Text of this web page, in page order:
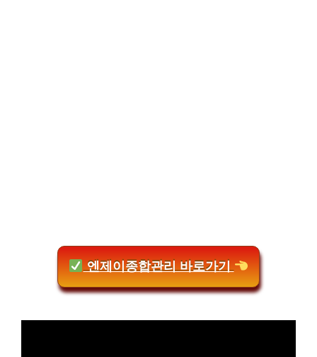
엔제이종합관리 바로가기